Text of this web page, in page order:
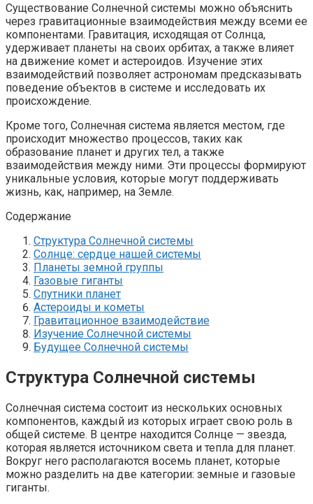
Существование Солнечной системы можно объяснить
через гравитационные взаимодействия между всеми ее
компонентами. Гравитация, исходящая от Солнца,
удерживает планеты на своих орбитах, а также влияет
на движение комет и астероидов. Изучение этих
взаимодействий позволяет астрономам предсказывать
поведение объектов в системе и исследовать их
происхождение.
Кроме того, Солнечная система является местом, где
происходит множество процессов, таких как
образование планет и других тел, а также
взаимодействия между ними. Эти процессы формируют
уникальные условия, которые могут поддерживать
жизнь, как, например, на Земле.
Содержание
Структура Солнечной системы
Солнце: сердце нашей системы
Планеты земной группы
Газовые гиганты
Спутники планет
Астероиды и кометы
Гравитационное взаимодействие
Изучение Солнечной системы
Будущее Солнечной системы
Структура Солнечной системы
Солнечная система состоит из нескольких основных
компонентов, каждый из которых играет свою роль в
общей системе. В центре находится Солнце — звезда,
которая является источником света и тепла для планет.
Вокруг него располагаются восемь планет, которые
можно разделить на две категории: земные и газовые
гиганты.